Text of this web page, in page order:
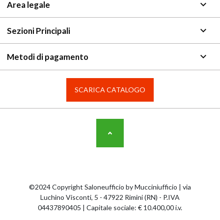
Area legale keyboard_arrow_down
Sezioni Principali keyboard_arrow_down
Metodi di pagamento keyboard_arrow_down
SCARICA CATALOGO
©2024 Copyright Saloneufficio by Mucciniufficio | via
Luchino Visconti, 5 - 47922 Rimini (RN) - P.IVA
04437890405 | Capitale sociale: € 10.400,00 i.v.